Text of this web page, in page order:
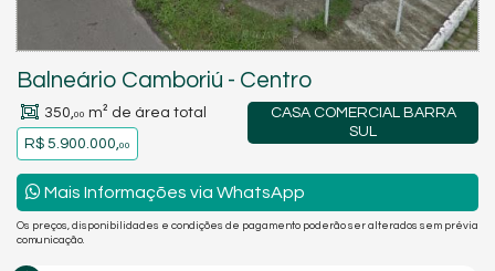
Balneário Camboriú - Centro
CASA COMERCIAL BARRA
SUL
350,00 m² de área total
R$ 5.900.000,00
Mais Informações via WhatsApp
Os preços, disponibilidades e condições de pagamento poderão ser alterados sem prévia
comunicação.